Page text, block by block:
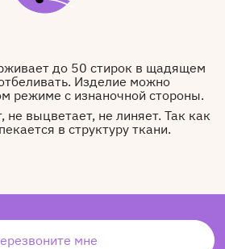
до 50 стирок в щадящем
Изделие можно
режиме с изнаночной стороны.
не выцветает, не линяет. Так как
в структуру ткани.
мне